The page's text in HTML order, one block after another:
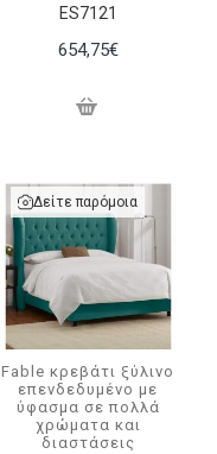
ΕS7121
654,75€
Δείτε παρόμοια
Fable κρεβάτι ξύλινο
επενδεδυμένο με
ύφασμα σε πολλά
χρώματα και
διαστάσεις